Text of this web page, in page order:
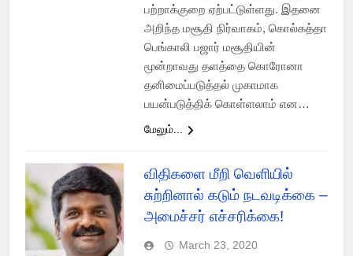
பற்றாக்குறை ஏற்பட்டுள்ளது. இதனை
அறிந்த மசூதி நிர்வாகம், கொல்கத்தா
பெங்காலி பஜார் மசூதியின்
மூன்றாவது தளத்தை கொரோனா
தனிமைப்படுத்தல் முகாமாக
பயன்படுத்திக் கொள்ளலாம் என…
மேலும்...
விதிகளை மீறி வெளியில்
சுற்றினால் கடும் நடவடிக்கை –
அமைச்சர் எச்சரிக்கை!
March 23, 2020